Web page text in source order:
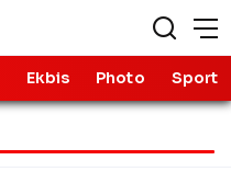
Ekbis Photo Sport